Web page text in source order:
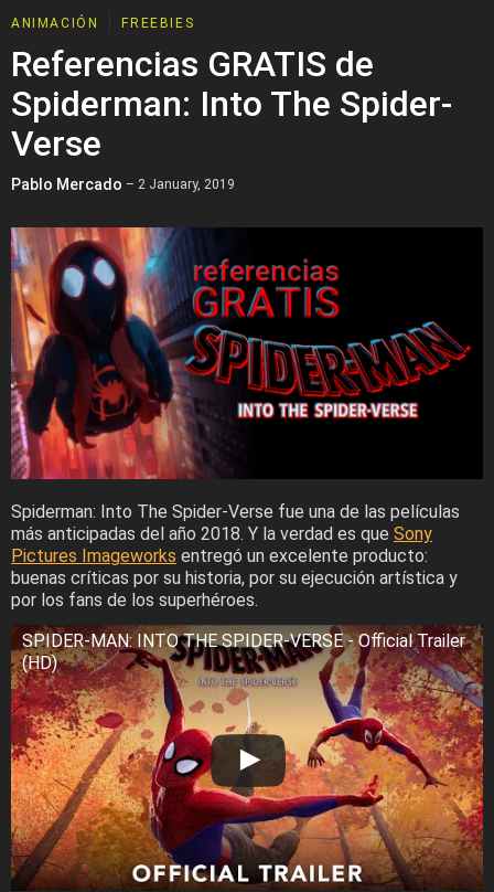
ANIMACIÓN FREEBIES
Referencias GRATIS de
Spiderman: Into The Spider-
Verse
Pablo Mercado – 2 January, 2019
Spiderman: Into The Spider-Verse fue una de las películas
más anticipadas del año 2018. Y la verdad es que Sony
Pictures Imageworks entregó un excelente producto:
buenas críticas por su historia, por su ejecución artística y
por los fans de los superhéroes.
SPIDER-MAN: INTO THE SPIDER-VERSE - Official Trailer
(HD)